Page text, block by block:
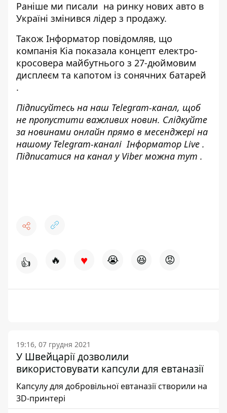
Раніше ми писали на ринку нових авто в
Україні змінився лідер з продажу.
Також Інформатор повідомляв, що
компанія Kia показала концепт електро-
кросовера майбутнього з 27-дюймовим
дисплеєм та капотом із сонячних батарей
.
Підписуйтесь на наш Telegram-канал, щоб
не пропустити важливих новин. Слідкуйте
за новинами онлайн прямо в месенджері на
нашому Telegram-каналіІнформатор Live .
Підписатися на канал у Viber можна тут .
👍 🔥 ♥ 😭 😆 😡
19:16, 07 грудня 2021
У Швейцарії дозволили
використовувати капсули для евтаназії
Капсулу для добровільної евтаназії створили на
3D-принтері